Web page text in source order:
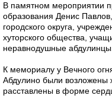
В памятном мероприятии
образования Денис
городского округа,
хуторского общества,
неравнодушные
К мемориалу у Вечного
Абдулино были возложены
расставлены в форме